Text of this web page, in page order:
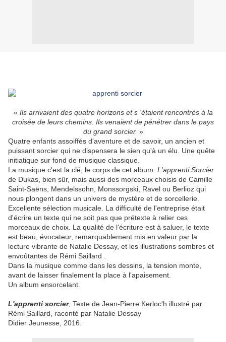
« Ils arrivaient des quatre horizons et s 'étaient rencontrés à la
croisée de leurs chemins. Ils venaient de pénétrer dans le pays
du grand sorcier. »
Quatre enfants assoiffés d'aventure et de savoir, un ancien et
puissant sorcier qui ne dispensera le sien qu'à un élu. Une quête
initiatique sur fond de musique classique.
La musique c'est la clé, le corps de cet album. L'apprenti Sorcier
de Dukas, bien sûr, mais aussi des morceaux choisis de Camille
Saint-Saëns, Mendelssohn, Monssorgski, Ravel ou Berlioz qui
nous plongent dans un univers de mystère et de sorcellerie.
Excellente sélection musicale. La difficulté de l'entreprise était
d'écrire un texte qui ne soit pas que prétexte à relier ces
morceaux de choix. La qualité de l'écriture est à saluer, le texte
est beau, évocateur, remarquablement mis en valeur par la
lecture vibrante de Natalie Dessay, et les illustrations sombres et
envoûtantes de Rémi Saillard .
Dans la musique comme dans les dessins, la tension monte,
avant de laisser finalement la place à l'apaisement.
Un album ensorcelant.
L'apprenti sorcier, Texte de Jean-Pierre Kerloc'h illustré par
Rémi Saillard, raconté par Natalie Dessay
Didier Jeunesse, 2016.